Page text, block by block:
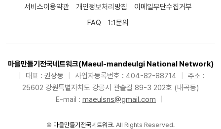
서비스이용약관 개인정보처리방침
이메일무단수집거부
FAQ
1:1문의
마을만들기전국네트워크(Maeul-mandeulgi National Network)
대표 : 권상동 사업자등록번호 : 404-82-88714
주소 :
25602 강원특별자치도 강릉시 관솔길 89-3 202호 (내곡동)
E-mail : maeulsns@gmail.com
© 마을만들기전국네트워크. All Rights Reserved.